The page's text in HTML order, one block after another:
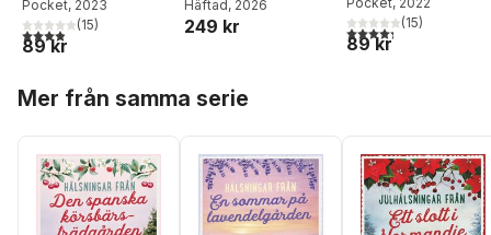
Pocket, 2023
3,9utav 5 stjärnor. Totalt antal röster:
(15)
89 kr
Häftad, 2026
249 kr
4,3utav 5 stjärnor.
(15)
89 kr
Mer från samma serie